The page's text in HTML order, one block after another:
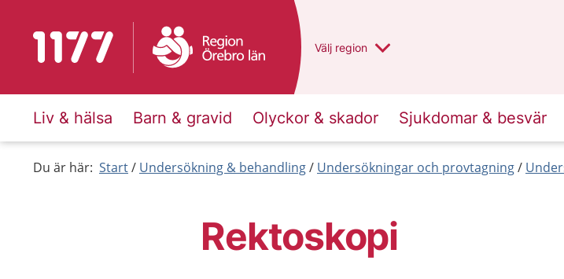
Till startsidan för 1177 Du har valt region
Välj en annan
region
Liv & hälsa Barn & gravid Olyckor & skador Sjukdomar & besvär
Du är här: Start Undersökning & behandling Undersökningar och provtagning
Rektoskopi